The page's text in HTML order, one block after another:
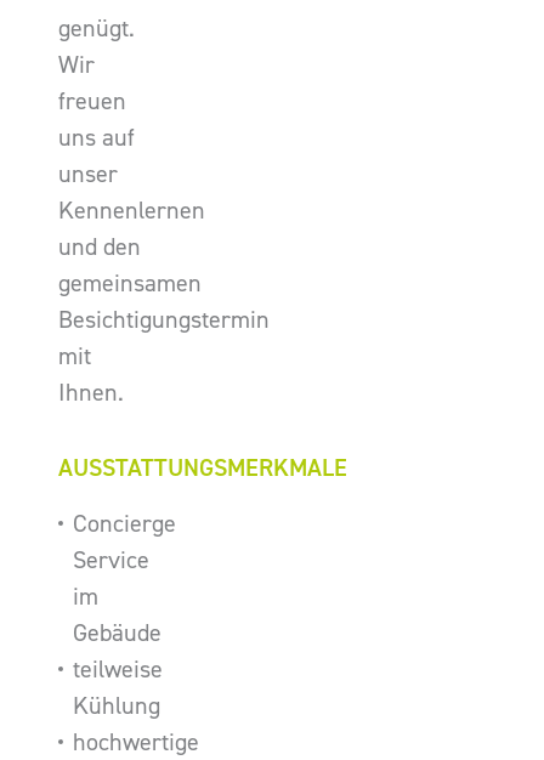
genügt.
Wir
freuen
uns auf
unser
Kennenlernen
und den
gemeinsamen
Besichtigungstermin
mit
Ihnen.
AUSSTATTUNGSMERKMALE
Concierge
Service
im
Gebäude
teilweise
Kühlung
hochwertige